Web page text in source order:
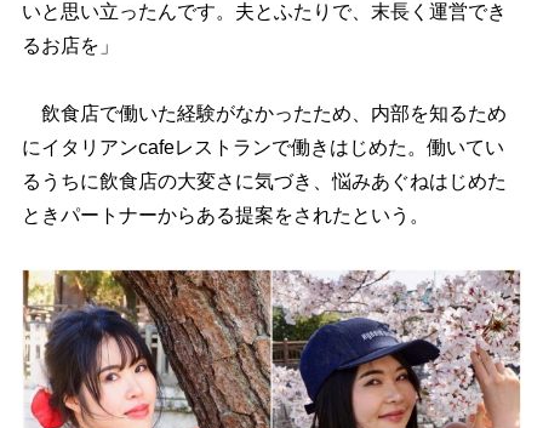
いと思い立ったんです。夫とふたりで、末長く運営でき
るお店を」
飲食店で働いた経験がなかったため、内部を知るため
にイタリアンcafeレストランで働きはじめた。働いてい
るうちに飲食店の大変さに気づき、悩みあぐねはじめた
ときパートナーからある提案をされたという。